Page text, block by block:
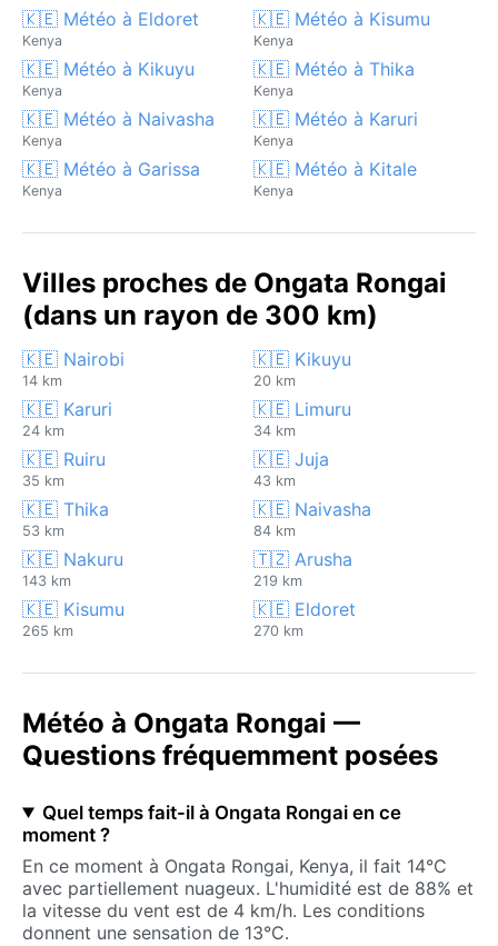
🇰🇪 Météo à Eldoret
Kenya
🇰🇪 Météo à Kisumu
Kenya
🇰🇪 Météo à Kikuyu
Kenya
🇰🇪 Météo à Thika
Kenya
🇰🇪 Météo à Naivasha
Kenya
🇰🇪 Météo à Karuri
Kenya
🇰🇪 Météo à Garissa
Kenya
🇰🇪 Météo à Kitale
Kenya
Villes proches de Ongata Rongai
(dans un rayon de 300 km)
🇰🇪 Nairobi
14 km
🇰🇪 Kikuyu
20 km
🇰🇪 Karuri
24 km
🇰🇪 Limuru
34 km
🇰🇪 Ruiru
35 km
🇰🇪 Juja
43 km
🇰🇪 Thika
53 km
🇰🇪 Naivasha
84 km
🇰🇪 Nakuru
143 km
🇹🇿 Arusha
219 km
🇰🇪 Kisumu
265 km
🇰🇪 Eldoret
270 km
Météo à Ongata Rongai —
Questions fréquemment posées
Quel temps fait-il à Ongata Rongai en ce
moment ?
En ce moment à Ongata Rongai, Kenya, il fait 14°C
avec partiellement nuageux. L'humidité est de 88% et
la vitesse du vent est de 4 km/h. Les conditions
donnent une sensation de 13°C.